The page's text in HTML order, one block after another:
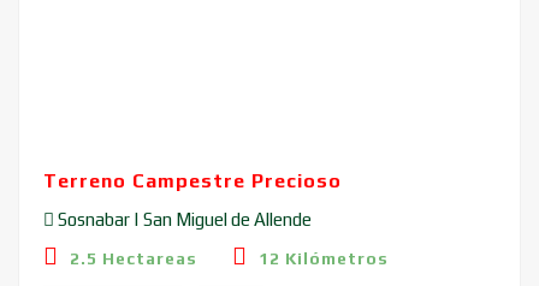
Terreno Campestre Precioso
Sosnabar | San Miguel de Allende
2.5 Hectareas 12 Kilómetros